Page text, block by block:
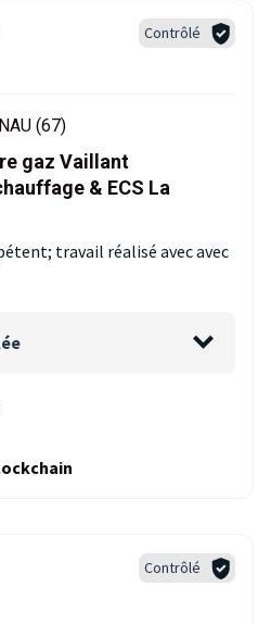
Contrôlé
(67)
gaz Vaillant
& ECS La
travail réalisé avec avec
Contrôlé